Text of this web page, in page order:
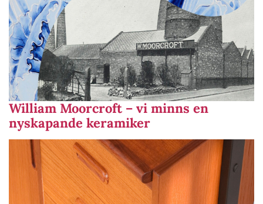
William Moorcroft – vi minns en
nyskapande keramiker